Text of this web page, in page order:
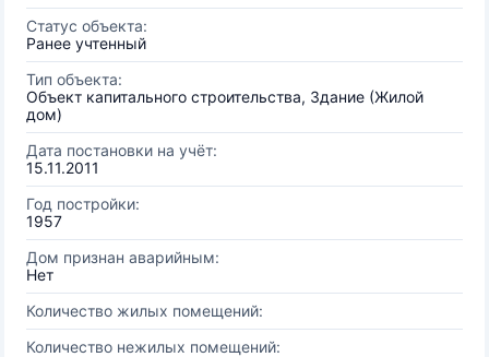
Статус объекта:
Ранее учтенный
Тип объекта:
Объект капитального строительства, Здание (Жилой
дом)
Дата постановки на учёт:
15.11.2011
Год постройки:
1957
Дом признан аварийным:
Нет
Количество жилых помещений:
Количество нежилых помещений: